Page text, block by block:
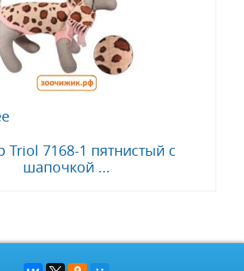
Triol 7168-1 пятнистый с
шапочкой ...